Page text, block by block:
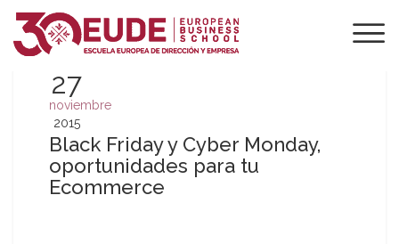
27
noviembre
2015
Black Friday y Cyber Monday,
oportunidades para tu
Ecommerce